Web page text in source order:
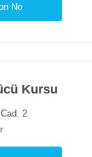
No
Kursu
2